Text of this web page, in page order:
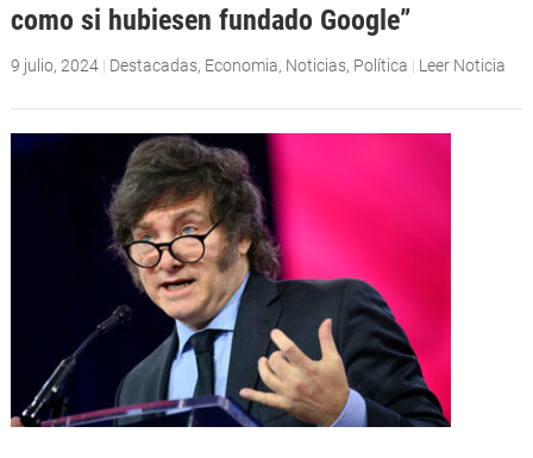
como si hubiesen fundado Google”
9 julio, 2024| Destacadas, Economia, Noticias, Política | Leer Noticia